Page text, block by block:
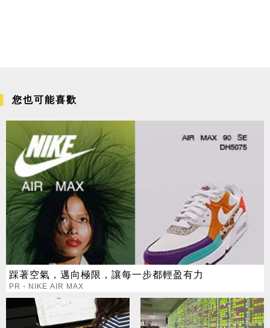
您也可能喜歡
踩著空氣，邁向極限，讓每一步都輕盈有力
PR・NIKE AIR MAX